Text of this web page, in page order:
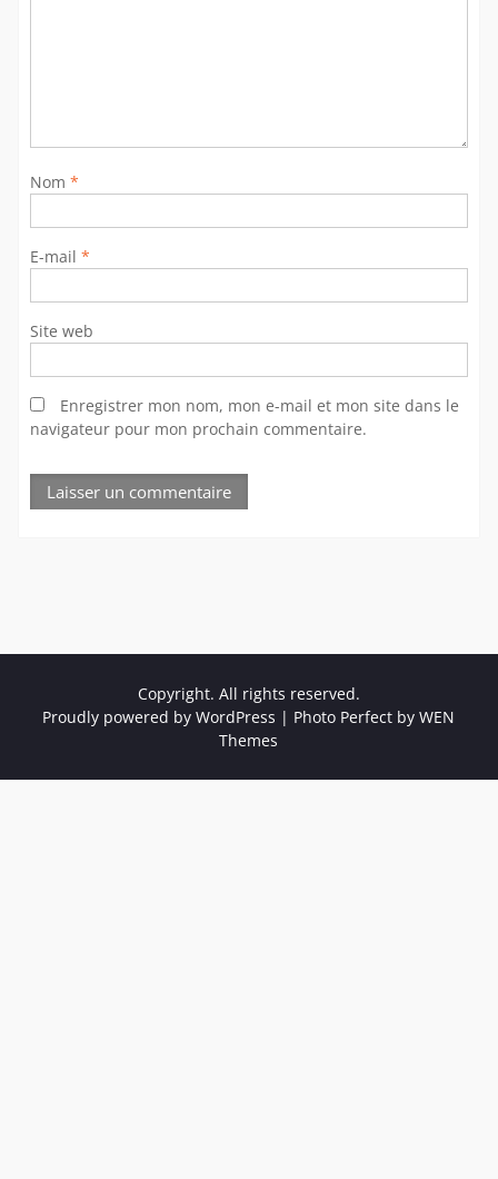
Nom *
E-mail *
Site web
Enregistrer mon nom, mon e-mail et mon site dans le
navigateur pour mon prochain commentaire.
Copyright. All rights reserved.
Proudly powered by WordPress | Photo Perfect byWEN
Themes